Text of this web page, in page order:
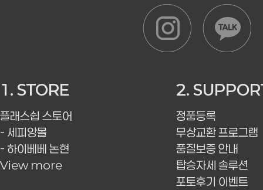
1. STORE
플래스쉽 스토어
- 세피앙몰
- 하이베베 논현
View more
2.
정품등록
무상교환 프로그램
품질보증 안내
탑승자세 솔루션
포토후기 이벤트